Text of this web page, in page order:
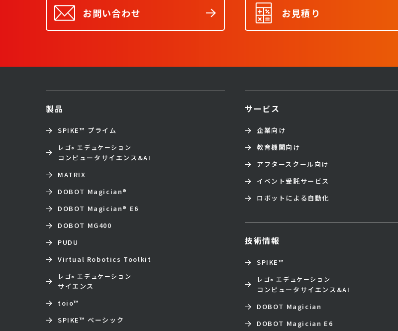
お問い合わせ お見積り
サービス
企業向け
教育機関向け
アフタースクール向け
イベント受託サービス
ロボットによる自動化
製品
SPIKE™ プライム
レゴ® エデュケーション
コンピュータサイエンス&AI
MATRIX
DOBOT Magician®
DOBOT Magician® E6
DOBOT MG400
PUDU
Virtual Robotics Toolkit
レゴ® エデュケーション
サイエンス
toio™
SPIKE™ ベーシック
技術情報
SPIKE™
レゴ® エデュケーション
コンピュータサイエンス&AI
DOBOT Magician
DOBOT Magician E6